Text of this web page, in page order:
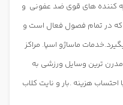
کننده های قوی ضد عفونی و
در تمام فصول فعال است و
ماساژو اسپا. مراکز
ترین وسایل ورزشی به
احتساب هزینه .بار و نایت کلاب